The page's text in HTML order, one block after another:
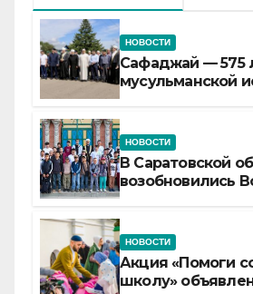
НОВОСТИ
Сафаджай — 575
мусульманской
НОВОСТИ
В Саратовской
возобновились
НОВОСТИ
Акция «Помоги
школу»